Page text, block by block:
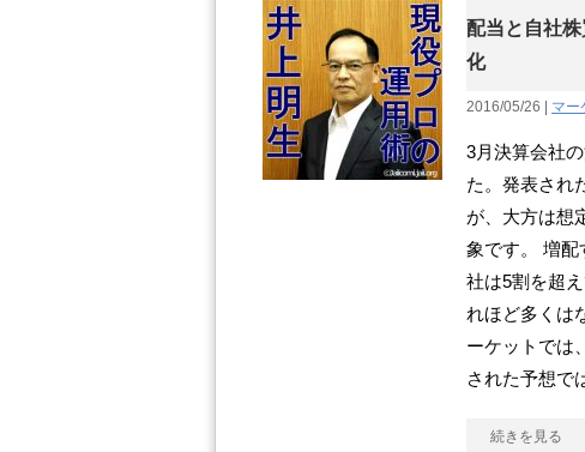
配当と自社
化
2016/05/26 | マー
3月決算会社
た。発表され
が、大方は想
象です。 増配
社は5割を超
れほど多くは
ーケットでは
された予想で
続きを見る